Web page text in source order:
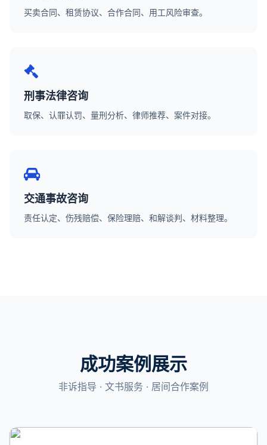
买卖合同、租赁协议、合作合同、用工风险审查。
刑事法律咨询
取保、认罪认罚、量刑分析、律师推荐、案件对接。
交通事故咨询
责任认定、伤残赔偿、保险理赔、和解谈判、材料整理。
成功案例展示
非诉指导 · 文书服务 · 居间合作案例